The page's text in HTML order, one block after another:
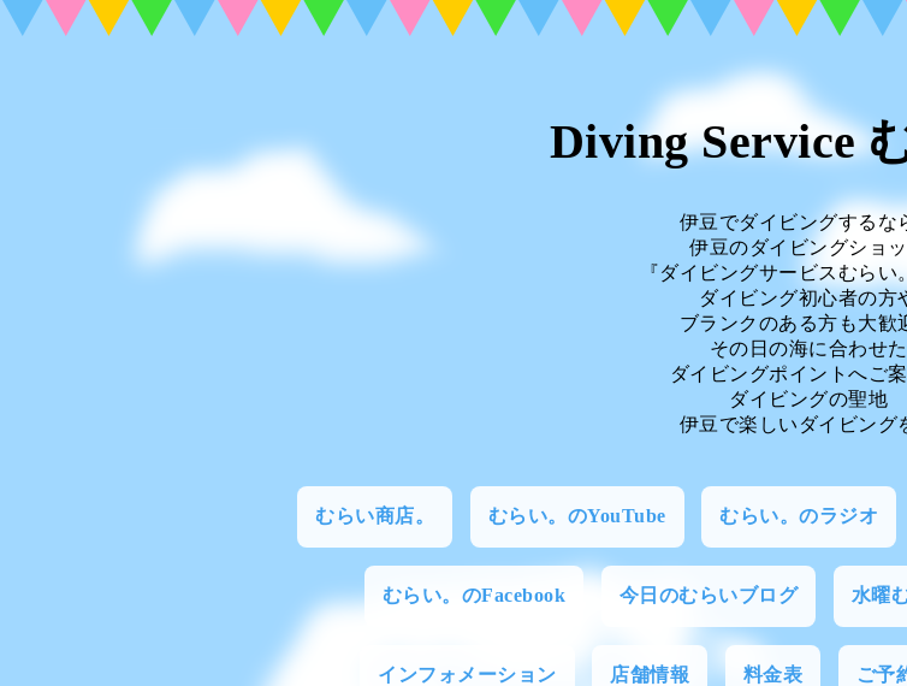
Diving Service
伊豆でダイビングするな
伊豆のダイビングショ
『ダイビングサービスむらい
ダイビング初心者の方
ブランクのある方も大歓
その日の海に合わせた
ダイビングポイントへご案
ダイビングの聖地
伊豆で楽しいダイビング
むらい商店。 むらい。のYouTube むらい。のラジオ
むらい。のFacebook 今日のむらいブログ 水曜
インフォメーション 店舗情報 料金表 ご予